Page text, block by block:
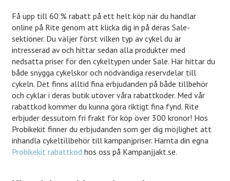
Få upp till 60 % rabatt på ett helt köp när du handlar
online på Rite genom att klicka dig in på deras Sale-
sektioner. Du väljer först vilken typ av cykel du är
intresserad av och hittar sedan alla produkter med
nedsatta priser för den cykeltypen under Sale. Här hittar du
både snygga cykelskor och nödvändiga reservdelar till
cykeln. Det finns alltid fina erbjudanden på både tillbehör
och cyklar i deras butik utöver våra rabattkoder. Med vår
rabattkod kommer du kunna göra riktigt fina fynd. Rite
erbjuder dessutom fri frakt för köp över 300 kronor! Hos
Probikekit finner du erbjudanden som ger dig möjlighet att
inhandla cykeltillbehör till kampanjpriser. Hämta din egna
Probikekit rabattkod hos oss på Kampanjjakt.se.